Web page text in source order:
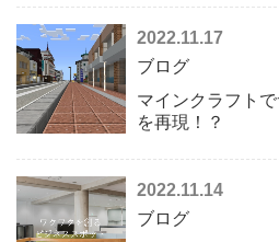
2022.11.17
ブログ
マインクラフト
を再現！？
2022.11.14
ブログ